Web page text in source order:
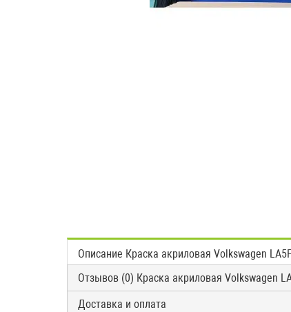
Описание Краска акриловая Volkswagen LA5F
Отзывов (0) Краска акриловая Volkswagen
Доставка и оплата